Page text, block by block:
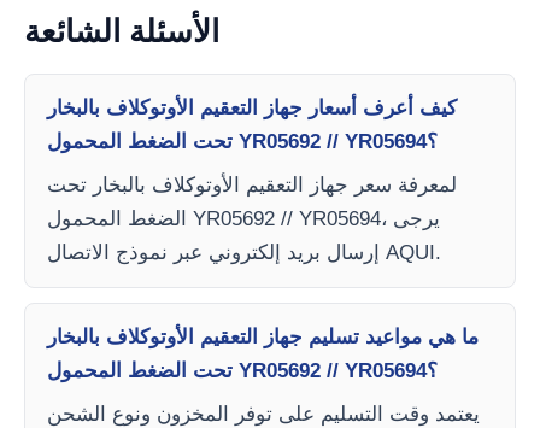
الأسئلة الشائعة
كيف أعرف أسعار جهاز التعقيم الأوتوكلاف بالبخار
تحت الضغط المحمول YR05692 // YR05694؟
لمعرفة سعر جهاز التعقيم الأوتوكلاف بالبخار تحت
الضغط المحمول YR05692 // YR05694، يرجى
إرسال بريد إلكتروني عبر نموذج الاتصال AQUI.
ما هي مواعيد تسليم جهاز التعقيم الأوتوكلاف بالبخار
تحت الضغط المحمول YR05692 // YR05694؟
يعتمد وقت التسليم على توفر المخزون ونوع الشحن